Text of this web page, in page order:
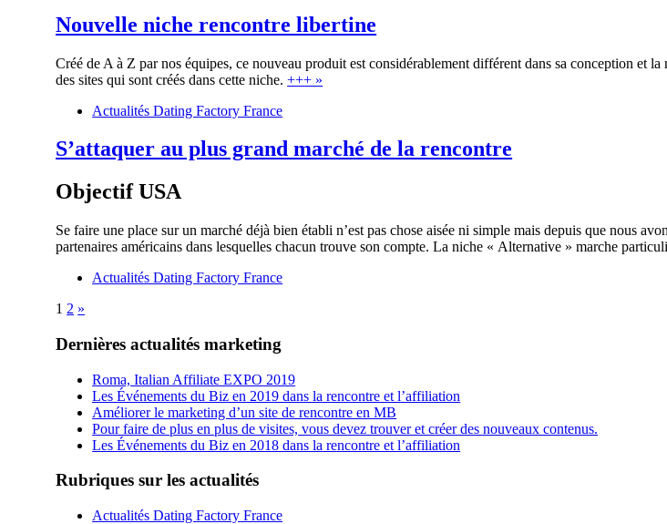
Nouvelle niche rencontre libertine
Créé de A à Z par nos équipes, ce nouveau produit est considérablement différent dans sa conception et
des sites qui sont créés dans cette niche.+++ »
Actualités Dating Factory France
S’attaquer au plus grand marché de la rencontre
Objectif USA
Se faire une place sur un marché déjà bien établi n’est pas chose aisée ni simple mais depuis que nous
partenaires américains dans lesquelles chacun trouve son compte. La niche « Alternative » marche
Actualités Dating Factory France
1 2 »
Dernières actualités marketing
Roma, Italian Affiliate EXPO 2019
Les Événements du Biz en 2019 dans la rencontre et l’affiliation
Améliorer le marketing d’un site de rencontre en MB
Pour faire de plus en plus de visites, vous devez trouver et créer des nouveaux contenus.
Les Événements du Biz en 2018 dans la rencontre et l’affiliation
Rubriques sur les actualités
Actualités Dating Factory France